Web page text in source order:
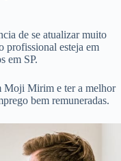
de se atualizar muito
profissional esteja em
em SP.
Moji Mirim e ter a melhor
bem remuneradas.